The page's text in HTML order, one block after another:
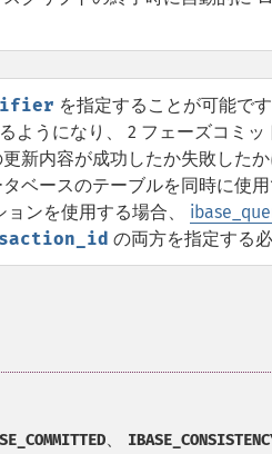
を指定することが可能で
ようになり、 2 フェーズコミッ
新内容が成功したか失敗した
ベースのテーブルを同時に使
ンを使用する場合、
の両方を指定する
、